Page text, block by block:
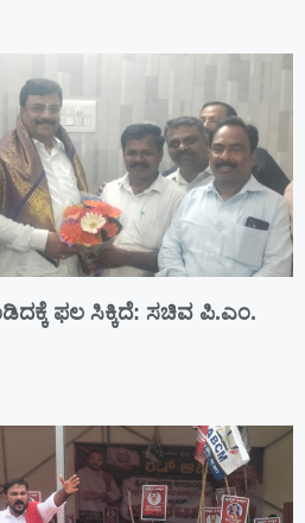
ಫಲ ಸಿಕ್ಕಿದೆ: ಸಚಿವ ಪಿ.ಎಂ.